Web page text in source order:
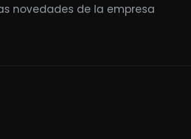
novedades de la empresa